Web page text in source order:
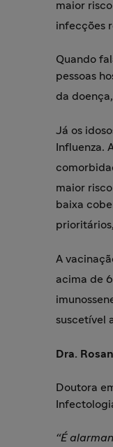
maior
infecções
Quando
pessoas
da
Já os
Influenza.
maior
baixa
A
acima de
suscetível
Dra.
Doutora
“É